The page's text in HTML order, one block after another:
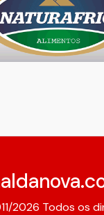
2026 Todos os